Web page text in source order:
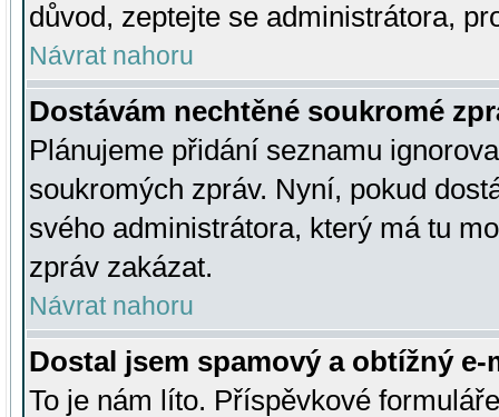
důvod, zeptejte se administrátora,
Návrat nahoru
Dostávám nechtěné soukromé
Plánujeme přidání seznamu
soukromých zpráv. Nyní, pokud
svého administrátora, který má tu
zpráv zakázat.
Návrat nahoru
Dostal jsem spamový a obtížný
To je nám líto. Příspěvkové